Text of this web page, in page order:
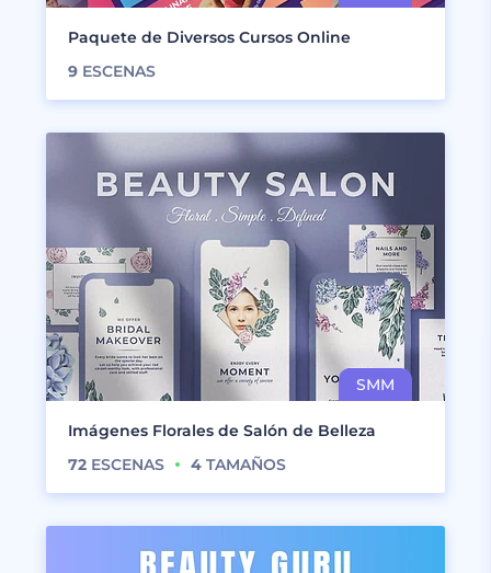
Paquete de Diversos Cursos Online
9 ESCENAS
Imágenes Florales de Salón de Belleza
72 ESCENAS 4 TAMAÑOS